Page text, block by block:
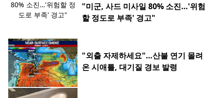
"미군, 사드 미사일 80% 소진…'위험
할 정도로 부족' 경고"
"외출 자제하세요"…산불 연기 몰려
온 시애틀, 대기질 경보 발령